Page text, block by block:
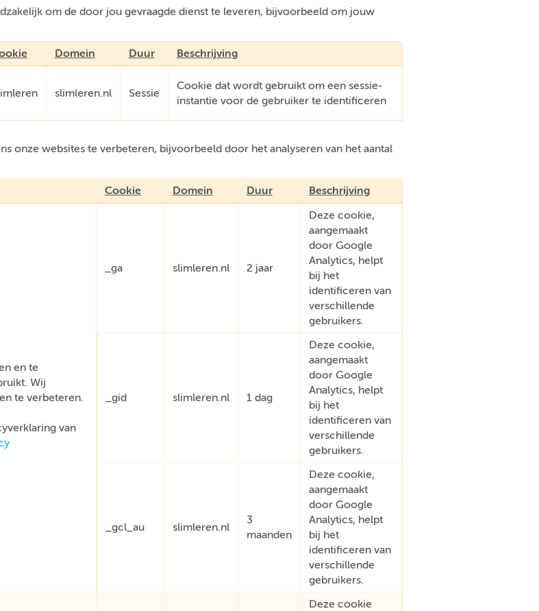
om de door jou gevraagde dienst te leveren, bijvoorbeeld om jouw
Domein Duur
Beschrijving
slimleren.nl Sessie
Cookie dat wordt gebruikt om een sessie-
instantie voor de gebruiker te identificeren
onze websites te verbeteren, bijvoorbeeld door het analyseren van het aantal
Cookie Domein Duur Beschrijving
en te
Wij
te verbeteren.
van
_ga slimleren.nl 2 jaar
Deze cookie,
aangemaakt
door Google
Analytics, helpt
bij het
identificeren van
verschillende
gebruikers.
_gid slimleren.nl 1 dag
Deze cookie,
aangemaakt
door Google
Analytics, helpt
bij het
identificeren van
verschillende
gebruikers.
_gcl_au slimleren.nl
3
maanden
Deze cookie,
aangemaakt
door Google
Analytics, helpt
bij het
identificeren van
verschillende
gebruikers.
Deze cookie